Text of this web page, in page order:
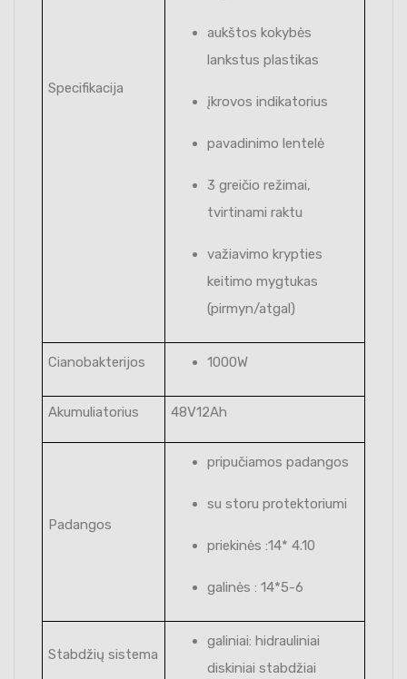
Specifikacija
aukštos kokybės
lankstus plastikas
įkrovos indikatorius
pavadinimo lentelė
3 greičio režimai,
tvirtinami raktu
važiavimo krypties
keitimo mygtukas
(pirmyn/atgal)
Cianobakterijos 1000W
Akumuliatorius 48V12Ah
Padangos
pripučiamos padangos
su storu protektoriumi
priekinės :14* 4.10
galinės : 14*5-6
Stabdžių sistema
galiniai: hidrauliniai
diskiniai stabdžiai